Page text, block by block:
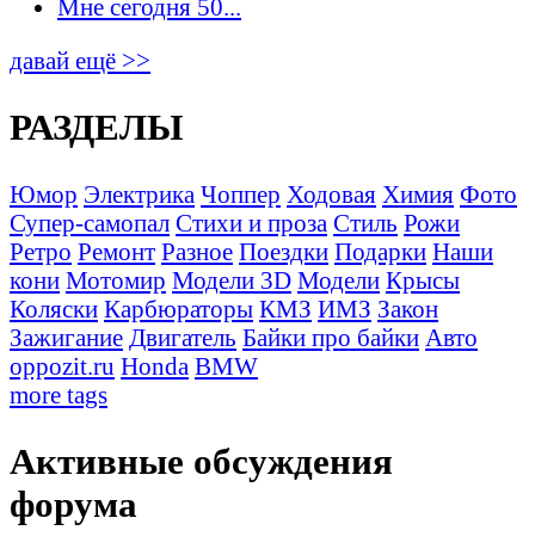
Мне сегодня 50...
давай ещё >>
РАЗДЕЛЫ
Юмор Электрика Чоппер Ходовая Химия Фото
Супер-самопал Стихи и проза Стиль Рожи
Ретро Ремонт Разное Поездки Подарки Наши
кони Мотомир Модели 3D Модели Крысы
Коляски Карбюраторы КМЗ ИМЗ Закон
Зажигание Двигатель Байки про байки Авто
oppozit.ru Honda BMW
more tags
Активные обсуждения
форума